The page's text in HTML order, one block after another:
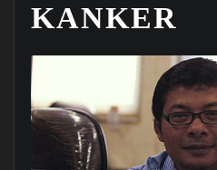
KANKER